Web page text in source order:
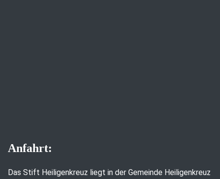
Anfahrt:
Das Stift Heiligenkreuz liegt in der Gemeinde Heiligenkreuz